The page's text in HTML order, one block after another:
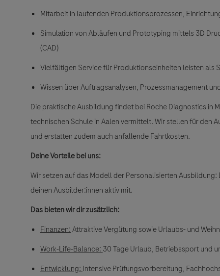
Mitarbeit in laufenden Produktionsprozessen,
Simulation von Abläufen und Prototyping mittels 3D
(CAD)
Vielfältigen Service für Produktionseinheiten leisten als
Wissen über Auftragsanalysen, Prozessmanagement
Die praktische Ausbildung findet bei Roche Diagnostics in
technischen Schule in Aalen vermittelt. Wir stellen für den
und erstatten zudem auch anfallende Fahrtkosten.
Deine Vorteile bei uns:
Wir setzen auf das Modell derPersonalisierten Ausbildung:
deinen Ausbilder:innen aktiv mit.
Das bieten wir dir zusätzlich:
Finanzen:Attraktive Vergütung sowie Urlaubs- und
Work-Life-Balance: 30 Tage Urlaub, Betriebssport und
Entwicklung: Intensive Prüfungsvorbereitung,